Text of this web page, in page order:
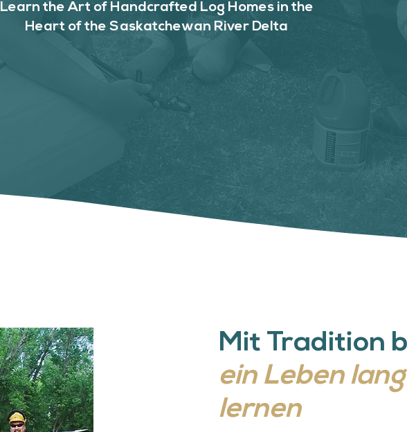
Learn the Art of Handcrafted Log Homes in the
Heart of the Saskatchewan River Delta
Mit Tradition
ein Leben lang
lernen